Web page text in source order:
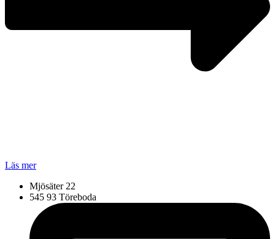
Läs mer
Mjösäter 22
545 93 Töreboda